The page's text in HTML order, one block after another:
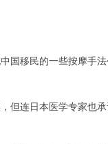
移民的一些按摩手
连日本医学专家也